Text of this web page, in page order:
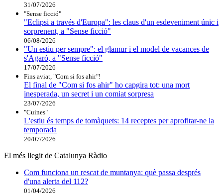
31/07/2026
"Sense ficció"
"Eclipsi a través d'Europa": les claus d'un esdeveniment únic i
sorprenent, a "Sense ficció"
06/08/2026
"Un estiu per sempre": el glamur i el model de vacances de
s'Agaró, a "Sense ficció"
17/07/2026
Fins aviat, "Com si fos ahir"!
El final de "Com si fos ahir" ho capgira tot: una mort
inesperada, un secret i un comiat sorpresa
23/07/2026
"Cuines"
L'estiu és temps de tomàquets: 14 receptes per aprofitar-ne la
temporada
20/07/2026
El més llegit de Catalunya Ràdio
Com funciona un rescat de muntanya: què passa després
d'una alerta del 112?
01/04/2026